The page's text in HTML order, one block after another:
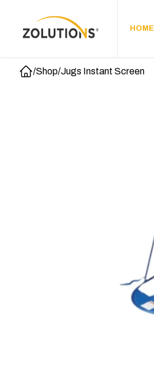
HOME
/Shop/Jugs Instant Screen